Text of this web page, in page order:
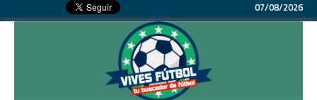
07/08/2026